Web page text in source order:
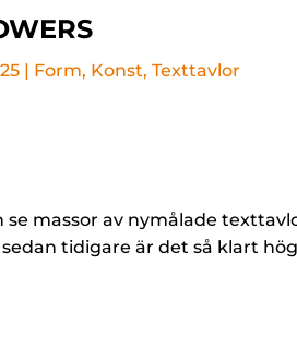
| Form, Konst,Texttavlor
massor av nymålade
tidigare är det så klart